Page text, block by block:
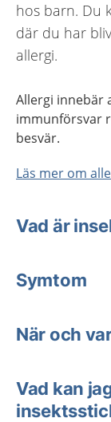
hos barn. Du
där du har
allergi.
Allergi innebär
immunförsvar
besvär.
Läs mer om
Vad är
Symtom
När och
Vad kan